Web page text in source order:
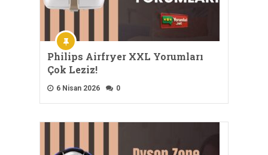
Philips Airfryer XXL Yorumları
Çok Leziz!
6 Nisan 2026 0